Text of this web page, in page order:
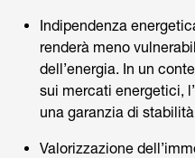
Indipendenza
renderà meno
dell’energia. In un
sui mercati energetici,
una garanzia di
Valorizzazione